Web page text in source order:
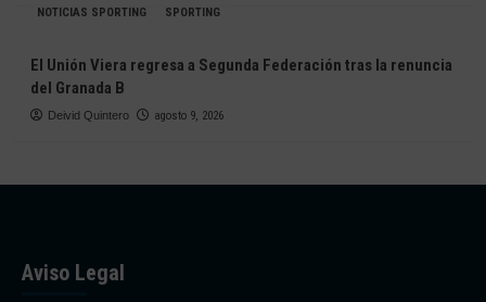
NOTICIAS SPORTING SPORTING
El Unión Viera regresa a Segunda Federación tras la renuncia
del Granada B
Deivid Quintero agosto 9, 2026
Aviso Legal